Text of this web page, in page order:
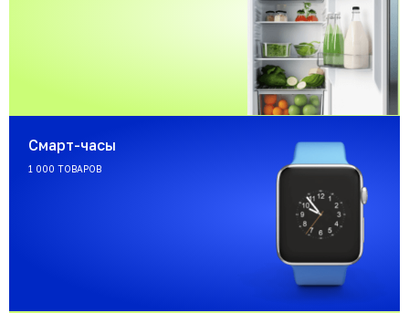
Смарт-часы
1 000 ТОВАРОВ